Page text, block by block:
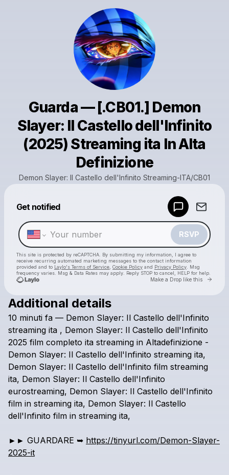
Guarda — [.CB01.] Demon
Slayer: Il Castello dell'Infinito
(2025) Streaming ita In Alta
Definizione
Demon Slayer: Il Castello dell'Infinito Streaming-ITA/CB01
Get notified
RSVP
This site is protected by reCAPTCHA. By submitting my information, I agree to
receive recurring automated marketing messages to the contact information
provided and to Laylo's Terms of Service Cookie Policy and Privacy Policy . Msg
frequency varies. Msg & Data Rates may apply. Reply STOP to cancel, HELP for help.
Make a Drop like this Go
Check your texts
Additional details
10 minuti fa — Demon Slayer: Il Castello dell'Infinito
streaming ita , Demon Slayer: Il Castello dell'Infinito
2025 film completo ita streaming in Altadefinizione -
Demon Slayer: Il Castello dell'Infinito streaming ita,
Demon Slayer: Il Castello dell'Infinito film streaming
ita, Demon Slayer: Il Castello dell'Infinito
eurostreaming, Demon Slayer: Il Castello dell'Infinito
film in streaming ita, Demon Slayer: Il Castello
dell'Infinito film in streaming ita,
►► GUARDARE ➥ https://tinyurl.com/Demon-Slayer-
2025-it